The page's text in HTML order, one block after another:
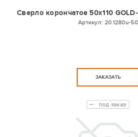
Сверло корончатое 50х110
Артикул: 20.1280u-50
ЗАКАЗАТЬ
под заказ